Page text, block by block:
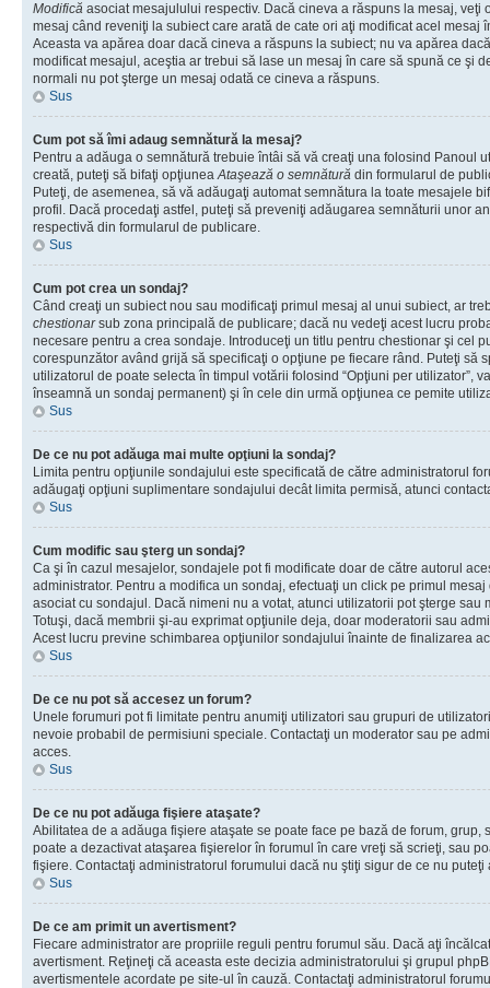
Modifică asociat mesajulului respectiv. Dacă cineva a răspuns la mesaj, veţi
mesaj când reveniţi la subiect care arată de cate ori aţi modificat acel mesaj
Aceasta va apărea doar dacă cineva a răspuns la subiect; nu va apărea
modificat mesajul, aceştia ar trebui să lase un mesaj în care să spună ce şi
normali nu pot şterge un mesaj odată ce cineva a răspuns.
Sus
Cum pot să îmi adaug semnătură la mesaj?
Pentru a adăuga o semnătură trebuie întâi să vă creaţi una folosind Panoul
creată, puteţi să bifaţi opţiuneaAtaşează o semnătură din formularul de
Puteţi, de asemenea, să vă adăugaţi automat semnătura la toate mesajele
profil. Dacă procedaţi astfel, puteţi să preveniţi adăugarea semnăturii unor
respectivă din formularul de publicare.
Sus
Cum pot crea un sondaj?
Când creaţi un subiect nou sau modificaţi primul mesaj al unui subiect, ar
chestionarsub zona principală de publicare; dacă nu vedeţi acest lucru
necesare pentru a crea sondaje. Introduceţi un titlu pentru chestionar şi cel
corespunzător având grijă să specificaţi o opţiune pe fiecare rând. Puteţi să
utilizatorul de poate selecta în timpul votării folosind “Opţiuni per utilizator”,
înseamnă un sondaj permanent) şi în cele din urmă opţiunea ce pemite
Sus
De ce nu pot adăuga mai multe opţiuni la sondaj?
Limita pentru opţiunile sondajului este specificată de către administratorul
adăugaţi opţiuni suplimentare sondajului decât limita permisă, atunci
Sus
Cum modific sau şterg un sondaj?
Ca şi în cazul mesajelor, sondajele pot fi modificate doar de către autorul
administrator. Pentru a modifica un sondaj, efectuaţi un click pe primul
asociat cu sondajul. Dacă nimeni nu a votat, atunci utilizatorii pot şterge
Totuşi, dacă membrii şi-au exprimat opţiunile deja, doar moderatorii sau
Acest lucru previne schimbarea opţiunilor sondajului înainte de finalizarea
Sus
De ce nu pot să accesez un forum?
Unele forumuri pot fi limitate pentru anumiţi utilizatori sau grupuri de
nevoie probabil de permisiuni speciale. Contactaţi un moderator sau pe
acces.
Sus
De ce nu pot adăuga fişiere ataşate?
Abilitatea de a adăuga fişiere ataşate se poate face pe bază de forum, grup,
poate a dezactivat ataşarea fişierelor în forumul în care vreţi să scrieţi, sau
fişiere. Contactaţi administratorul forumului dacă nu ştiţi sigur de ce nu
Sus
De ce am primit un avertisment?
Fiecare administrator are propriile reguli pentru forumul său. Dacă aţi
avertisment. Reţineţi că aceasta este decizia administratorului şi grupul
avertismentele acordate pe site-ul în cauză. Contactaţi administratorul